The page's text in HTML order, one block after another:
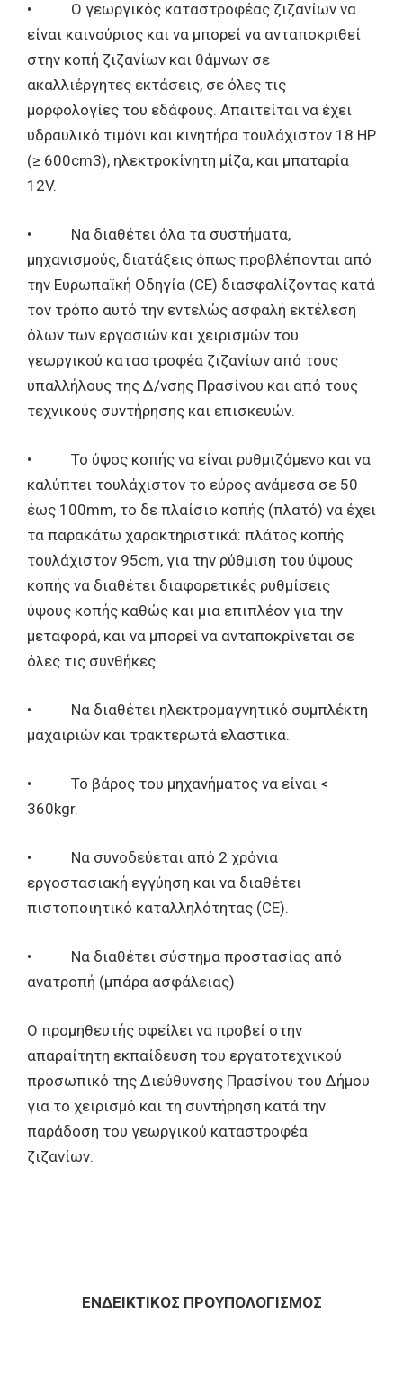
• Ο γεωργικός καταστροφέας ζιζανίων να
είναι καινούριος και να μπορεί να ανταποκριθεί
στην κοπή ζιζανίων και θάμνων σε
ακαλλιέργητες εκτάσεις, σε όλες τις
μορφολογίες του εδάφους. Απαιτείται να έχει
υδραυλικό τιμόνι και κινητήρα τουλάχιστον 18 HP
(≥ 600cm3), ηλεκτροκίνητη μίζα, και μπαταρία
12V.
• Να διαθέτει όλα τα συστήματα,
μηχανισμούς, διατάξεις όπως προβλέπονται από
την Ευρωπαϊκή Οδηγία (CE) διασφαλίζοντας κατά
τον τρόπο αυτό την εντελώς ασφαλή εκτέλεση
όλων των εργασιών και χειρισμών του
γεωργικού καταστροφέα ζιζανίων από τους
υπαλλήλους της Δ/νσης Πρασίνου και από τους
τεχνικούς συντήρησης και επισκευών.
• Το ύψος κοπής να είναι ρυθμιζόμενο και να
καλύπτει τουλάχιστον το εύρος ανάμεσα σε 50
έως 100mm, το δε πλαίσιο κοπής (πλατό) να έχει
τα παρακάτω χαρακτηριστικά: πλάτος κοπής
τουλάχιστον 95cm, για την ρύθμιση του ύψους
κοπής να διαθέτει διαφορετικές ρυθμίσεις
ύψους κοπής καθώς και μια επιπλέον για την
μεταφορά, και να μπορεί να ανταποκρίνεται σε
όλες τις συνθήκες
• Να διαθέτει ηλεκτρομαγνητικό συμπλέκτη
μαχαιριών και τρακτερωτά ελαστικά.
• Το βάρος του μηχανήματος να είναι <
360kgr.
• Να συνοδεύεται από 2 χρόνια
εργοστασιακή εγγύηση και να διαθέτει
πιστοποιητικό καταλληλότητας (CE).
• Να διαθέτει σύστημα προστασίας από
ανατροπή (μπάρα ασφάλειας)
Ο προμηθευτής οφείλει να προβεί στην
απαραίτητη εκπαίδευση του εργατοτεχνικού
προσωπικό της Διεύθυνσης Πρασίνου του Δήμου
για το χειρισμό και τη συντήρηση κατά την
παράδοση του γεωργικού καταστροφέα
ζιζανίων.
ΕΝΔEIΚΤΙΚΟΣ ΠΡΟΥΠΟΛΟΓΙΣΜΟΣ